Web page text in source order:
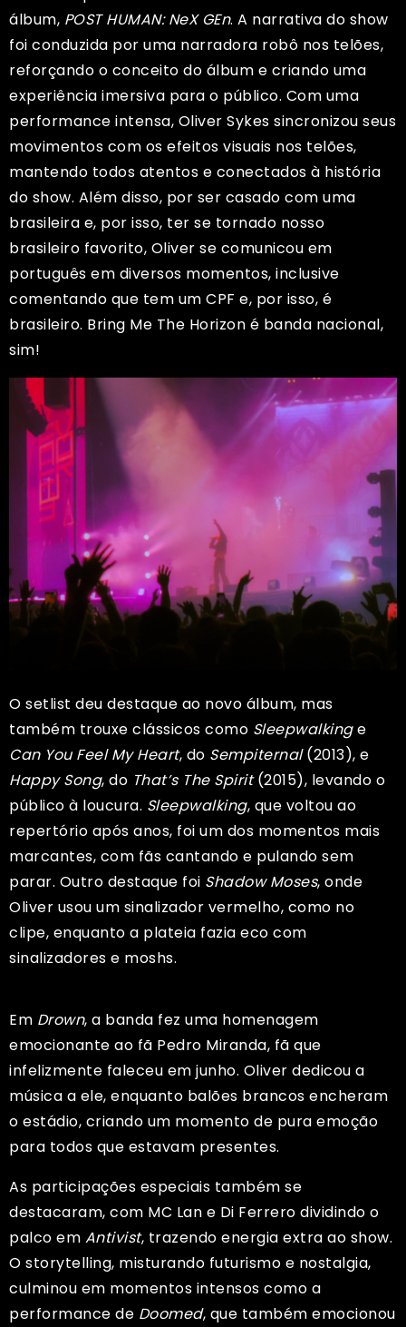
álbum, POST HUMAN: NeX GEn. A narrativa do show
foi conduzida por uma narradora robô nos telões,
reforçando o conceito do álbum e criando uma
experiência imersiva para o público. Com uma
performance intensa, Oliver Sykes sincronizou seus
movimentos com os efeitos visuais nos telões,
mantendo todos atentos e conectados à história
do show. Além disso, por ser casado com uma
brasileira e, por isso, ter se tornado nosso
brasileiro favorito, Oliver se comunicou em
português em diversos momentos, inclusive
comentando que tem um CPF e, por isso, é
brasileiro. Bring Me The Horizon é banda nacional,
sim!
O setlist deu destaque ao novo álbum, mas
também trouxe clássicos como Sleepwalkinge
Can You Feel My Heart, do Sempiternal(2013), e
Happy Song, do That’s The Spirit(2015), levando o
público à loucura. Sleepwalking, que voltou ao
repertório após anos, foi um dos momentos mais
marcantes, com fãs cantando e pulando sem
parar. Outro destaque foi Shadow Moses, onde
Oliver usou um sinalizador vermelho, como no
clipe, enquanto a plateia fazia eco com
sinalizadores e moshs.
Em Drown, a banda fez uma homenagem
emocionante ao fã Pedro Miranda, fã que
infelizmente faleceu em junho. Oliver dedicou a
música a ele, enquanto balões brancos encheram
o estádio, criando um momento de pura emoção
para todos que estavam presentes.
As participações especiais também se
destacaram, com MC Lan e Di Ferrero dividindo o
palco em Antivist, trazendo energia extra ao show.
O storytelling, misturando futurismo e nostalgia,
culminou em momentos intensos como a
performance de Doomed, que também emocionou